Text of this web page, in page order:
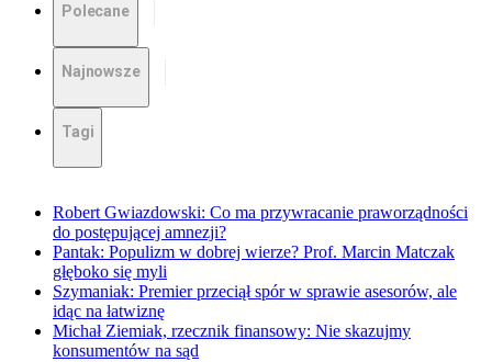
Polecane
Najnowsze
Tagi
Robert Gwiazdowski: Co ma przywracanie praworządności
do postępującej amnezji?
Pantak: Populizm w dobrej wierze? Prof. Marcin Matczak
głęboko się myli
Szymaniak: Premier przeciął spór w sprawie asesorów, ale
idąc na łatwiznę
Michał Ziemiak, rzecznik finansowy: Nie skazujmy
konsumentów na sąd